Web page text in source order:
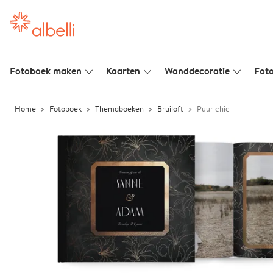
Fotoboek maken slim_arrow_down Kaarten slim_arrow_down Wanddecoratie slim_arrow_down
Home Fotoboek Themaboeken Bruiloft Puur chic